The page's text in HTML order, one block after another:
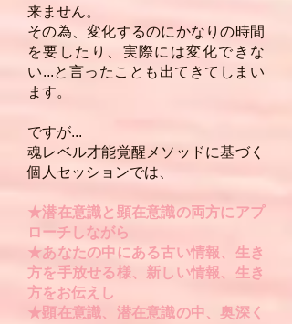
来ません。
その為、変化するのにかなりの時間
を要したり、実際には変化できな
い...と言ったことも出てきてしまい
ます。
ですが...
魂レベル才能覚醒メソッドに基づく
個人セッションでは、
★潜在意識と顕在意識の両方にアプ
ローチしながら
★あなたの中にある古い情報、生き
方を手放せる様、新しい情報、生き
方をお伝えし
★顕在意識、潜在意識の中、奥深く